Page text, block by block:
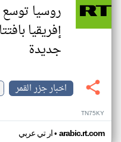
روسيا
جديدة
اخبار جزر القمر
TN75KY
ار تي عربي• arabic.rt.com